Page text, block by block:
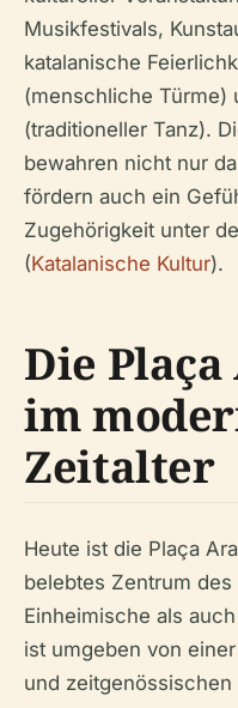
Musikfestivals,
katalanische
(menschliche Türme)
(traditioneller Tanz).
bewahren nicht nur
fördern auch ein
Zugehörigkeit unter
(Katalanische Kultur).
Die
im
Zeitalter
Heute ist die Plaça
belebtes Zentrum
Einheimische als
ist umgeben von
und